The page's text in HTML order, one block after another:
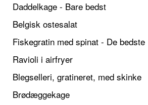
Daddelkage - Bare bedst
Belgisk ostesalat
Fiskegratin med spinat - De bedste
Ravioli i airfryer
Blegselleri, gratineret, med skinke
Brødæggekage